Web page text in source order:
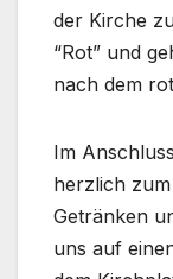
der Kir­che
“Rot” und
nach dem
Im
herz­lich
Geträn­ken
uns auf